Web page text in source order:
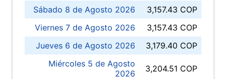
Sábado 8 de Agosto 2026
3,157.43 COP
Viernes 7 de Agosto 2026
3,157.43 COP
Jueves 6 de Agosto 2026
3,179.40 COP
Miércoles 5 de Agosto
2026
3,204.51 COP